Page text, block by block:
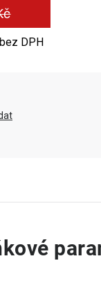
bez DPH